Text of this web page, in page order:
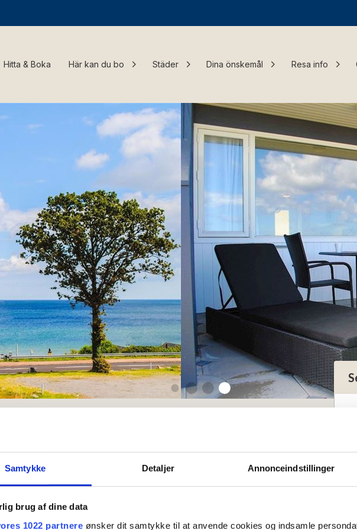
Samtykke Detaljer Annonceindstillinger
brug af dine data
1022 partnere ønsker dit samtykke til at anvende cookies og indsamle
Hitta & Boka Här kan du bo Städer Dina önskemål Resa info
för 2
med havsutsikt